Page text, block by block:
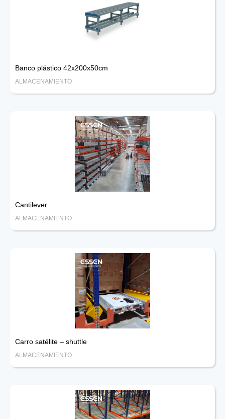
Banco plástico 42x200x50cm
ALMACENAMIENTO
Cantilever
ALMACENAMIENTO
Carro satélite – shuttle
ALMACENAMIENTO